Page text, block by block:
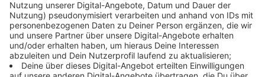
Gegen halb drei in der Nacht ist den Beamten ein
Streit an der beliebten Freitreppe am Rhein
aufgefallen. Die Treppen am Burgplatz waren zu dieser
Uhrzeit noch gut besucht. Während die Beamten den
Streit geschlichtet haben kam es aus einer größeren